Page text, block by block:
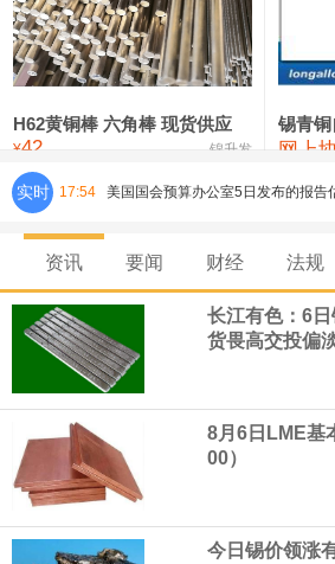
铸造铝合金锭(ZLD104) 24,100—24,300
压铸锌合金锭 26,250—26,450
氯化镍 38,300—40,300
H62黄铜棒 六角棒 现货供应
¥42 锦升发
锡青
网上
实时 17:54 美国国会预算办公室5日发布的报告
的海军全新核动力“黄金舰队”可能
亿美元。其中，首艘“特朗普级”战列
高50%。
芝加哥期权交易所全球市场公司（
INC）：CBOE 欧洲清算所将于 8
业务拓展至固定收益品类。
资讯 要闻 财经 法规
长江有色：6
货畏高交投偏
8月6日LME基
00）
今日锡价领涨